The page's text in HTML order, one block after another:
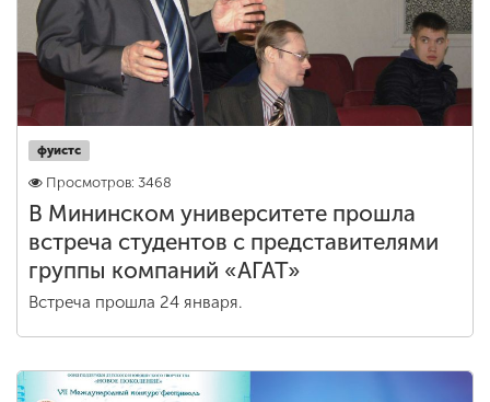
фуистс
Просмотров: 3468
В Мининском университете прошла
встреча студентов с представителями
группы компаний «АГАТ»
Встреча прошла 24 января.